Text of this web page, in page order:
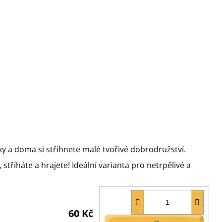
a doma si střihnete malé tvořivé dobrodružství.
a hrajete! Ideální varianta pro netrpělivé a
60 Kč